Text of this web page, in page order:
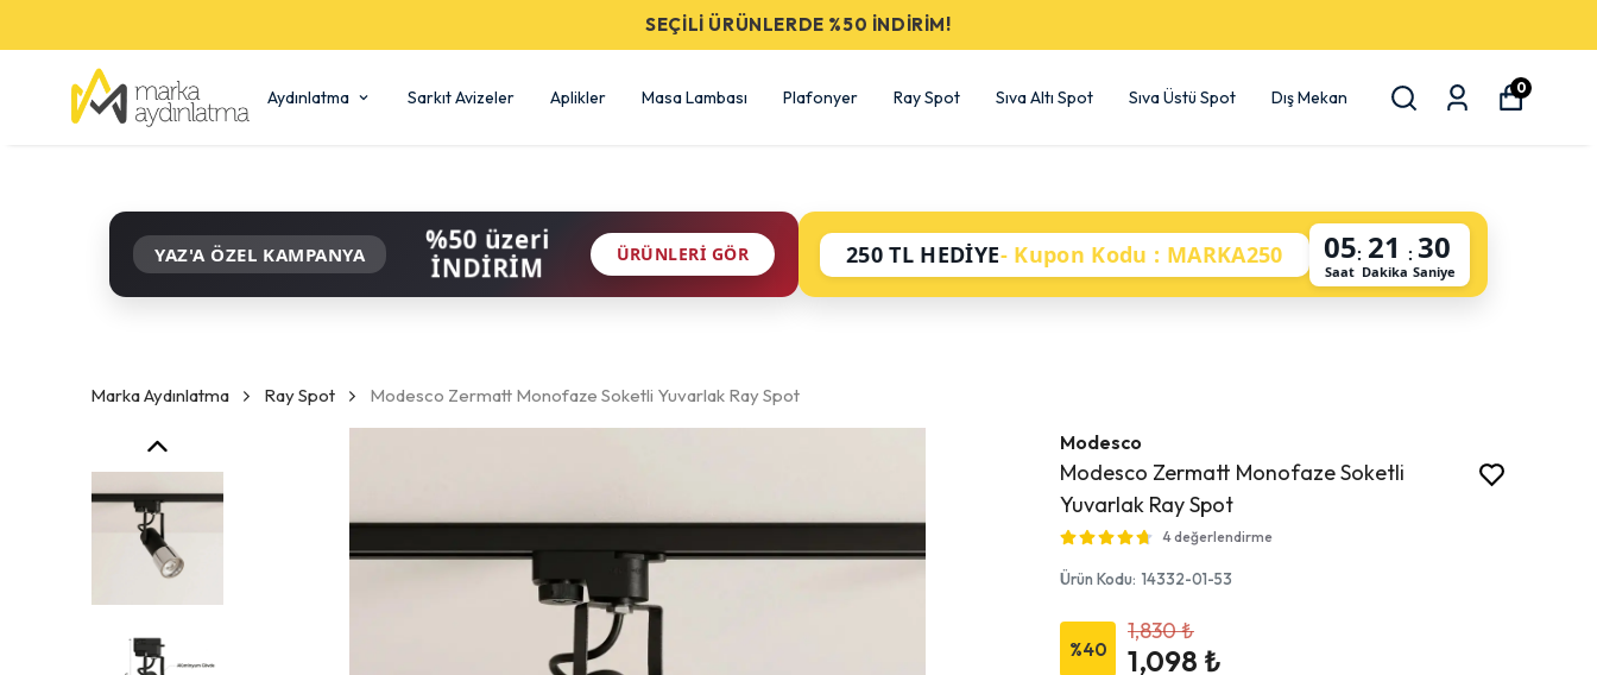
SEÇİLİ ÜRÜNLERDE %50 İNDİRİM!
Aydınlatma Sarkıt Avizeler Aplikler Masa Lambası Plafonyer Ray Spot Sıva Altı Spot Sıva Üstü Spot Dış Mekan 0
YAZ'A ÖZEL KAMPANYA %50 üzeri
İNDİRİM ÜRÜNLERI GÖR 250 TL HEDİYE- Kupon Kodu : MARKA250 05
Saat
: 21
Dakika
: 29
Saniye
Marka Aydınlatma Ray Spot Modesco Zermatt Monofaze Soketli Yuvarlak Ray Spot
Modesco
Modesco Zermatt Monofaze Soketli
Yuvarlak Ray Spot
4 değerlendirme
Ürün Kodu: 14332-01-53
%40
1,830 ₺
1,098 ₺